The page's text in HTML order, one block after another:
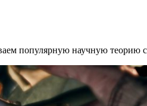
популярную научную теорию